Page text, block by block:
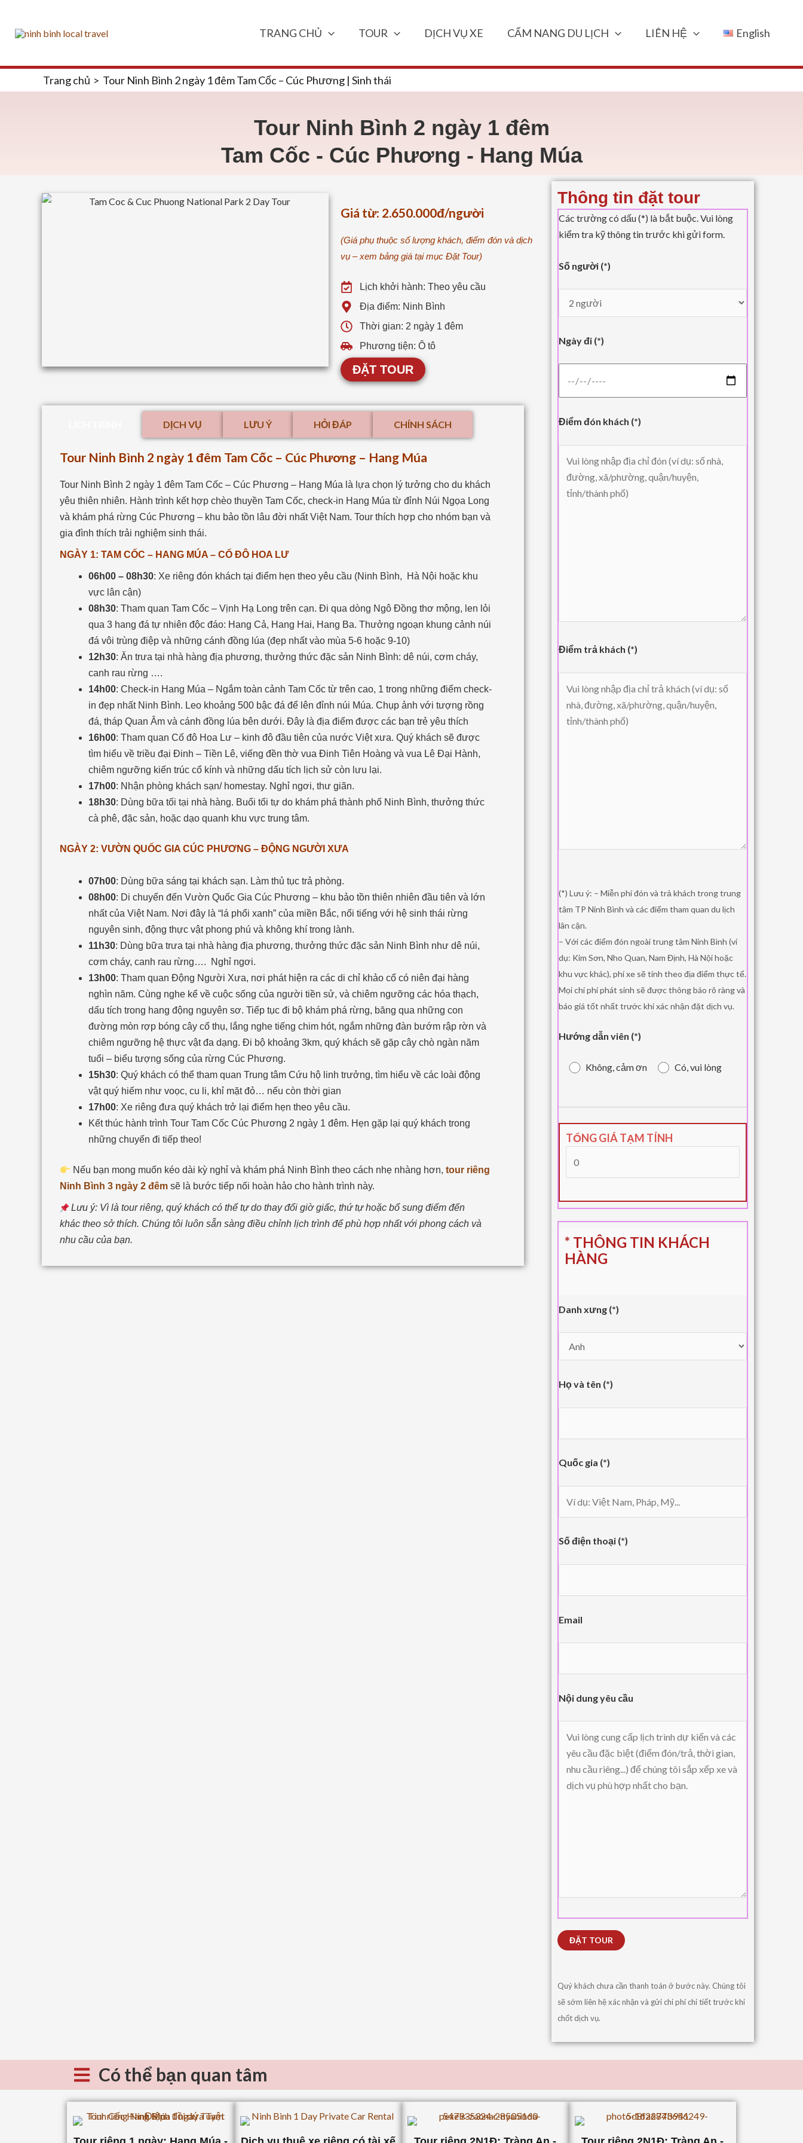
TRANG CHỦ TOUR DỊCH VỤ XE CẨM NANG DU LỊCH LIÊN HỆ English
Trang chủ Tour Ninh Bình 2 ngày 1 đêm Tam Cốc – Cúc Phương | Sinh thái
Tour Ninh Bình 2 ngày 1 đêm
Tam Cốc - Cúc Phương - Hang Múa
Thông tin đặt tour
Các trường có dấu (*) là bắt buộc. Vui lòng
kiểm tra kỹ thông tin trước khi gửi form.
Số người (*)
Ngày đi (*)
Điểm đón khách (*)
Điểm trả khách (*)
(*) Lưu ý: – Miễn phí đón và trả khách trong trung
tâm TP Ninh Bình và các điểm tham quan du lịch
lân cận.
– Với các điểm đón ngoài trung tâm Ninh Bình (ví
dụ: Kim Sơn, Nho Quan, Nam Định, Hà Nội hoặc
khu vực khác), phí xe sẽ tính theo địa điểm thực tế.
Mọi chi phí phát sinh sẽ được thông báo rõ ràng và
báo giá tốt nhất trước khi xác nhận đặt dịch vụ.
Hướng dẫn viên (*)
Không, cảm ơn Có, vui lòng
TỔNG GIÁ TẠM TÍNH
* THÔNG TIN KHÁCH
HÀNG
Danh xưng (*)
Họ và tên (*)
Quốc gia (*)
Số điện thoại (*)
Email
Nội dung yêu cầu
Quý khách chưa cần thanh toán ở bước này. Chúng tôi
sẽ sớm liên hệ xác nhận và gửi chi phí chi tiết trước khi
chốt dịch vụ.
Giá từ: 2.650.000đ/người
(Giá phụ thuộc số lượng khách, điểm đón và dịch
vụ – xem bảng giá tại mục Đặt Tour)
Lịch khởi hành: Theo yêu cầu
Địa điểm: Ninh Bình
Thời gian: 2 ngày 1 đêm
Phương tiện: Ô tô
ĐẶT TOUR
DỊCH VỤ LƯU Ý HỎI ĐÁP CHÍNH SÁCH
Tour Ninh Bình 2 ngày 1 đêm Tam Cốc – Cúc Phương – Hang Múa
Tour Ninh Bình 2 ngày 1 đêm Tam Cốc – Cúc Phương – Hang Múa là lựa chọn lý tưởng cho du khách
yêu thiên nhiên. Hành trình kết hợp chèo thuyền Tam Cốc, check-in Hang Múa từ đỉnh Núi Ngọa Long
và khám phá rừng Cúc Phương – khu bảo tồn lâu đời nhất Việt Nam. Tour thích hợp cho nhóm bạn và
gia đình thích trải nghiệm sinh thái.
NGÀY 1: TAM CỐC – HANG MÚA – CỐ ĐÔ HOA LƯ
06h00 – 08h30: Xe riêng đón khách tại điểm hẹn theo yêu cầu (Ninh Bình, Hà Nội hoặc khu
vực lân cận)
08h30: Tham quan Tam Cốc – Vịnh Hạ Long trên cạn. Đi qua dòng Ngô Đồng thơ mộng, len lỏi
qua 3 hang đá tự nhiên độc đáo: Hang Cả, Hang Hai, Hang Ba. Thưởng ngoạn khung cảnh núi
đá vôi trùng điệp và những cánh đồng lúa (đẹp nhất vào mùa 5-6 hoặc 9-10)
12h30: Ăn trưa tại nhà hàng địa phương, thưởng thức đặc sản Ninh Bình: dê núi, cơm cháy,
canh rau rừng ….
14h00: Check-in Hang Múa – Ngắm toàn cảnh Tam Cốc từ trên cao, 1 trong những điểm check-
in đẹp nhất Ninh Bình. Leo khoảng 500 bậc đá để lên đỉnh núi Múa. Chụp ảnh với tượng rồng
đá, tháp Quan Âm và cánh đồng lúa bên dưới. Đây là địa điểm được các bạn trẻ yêu thích
16h00: Tham quan Cố đô Hoa Lư– kinh đô đầu tiên của nước Việt xưa. Quý khách sẽ được
tìm hiểu về triều đại Đinh – Tiền Lê, viếng đền thờ vua Đinh Tiên Hoàng và vua Lê Đại Hành,
chiêm ngưỡng kiến trúc cổ kính và những dấu tích lịch sử còn lưu lại.
17h00: Nhận phòng khách sạn/ homestay. Nghỉ ngơi, thư giãn.
18h30: Dùng bữa tối tại nhà hàng. Buổi tối tự do khám phá thành phố Ninh Bình, thưởng thức
cà phê, đặc sản, hoặc dạo quanh khu vực trung tâm.
NGÀY 2: VƯỜN QUỐC GIA CÚC PHƯƠNG – ĐỘNG NGƯỜI XƯA
07h00: Dùng bữa sáng tại khách sạn. Làm thủ tục trả phòng.
08h00: Di chuyển đến Vườn Quốc Gia Cúc Phương – khu bảo tồn thiên nhiên đầu tiên và lớn
nhất của Việt Nam. Nơi đây là “lá phổi xanh” của miền Bắc, nổi tiếng với hệ sinh thái rừng
nguyên sinh, động thực vật phong phú và không khí trong lành.
11h30: Dùng bữa trưa tại nhà hàng địa phương, thưởng thức đặc sản Ninh Bình như dê núi,
cơm cháy, canh rau rừng….
Nghỉ ngơi.
13h00: Tham quan Động Người Xưa, nơi phát hiện ra các di chỉ khảo cổ có niên đại hàng
nghìn năm. Cùng nghe kể về cuộc sống của người tiền sử, và chiêm ngưỡng các hóa thạch,
dấu tích trong hang động nguyên sơ. Tiếp tục đi bộ khám phá rừng, băng qua những con
đường mòn rợp bóng cây cổ thụ, lắng nghe tiếng chim hót, ngắm những đàn bướm rập rờn và
chiêm ngưỡng hệ thực vật đa dạng. Đi bộ khoảng 3km, quý khách sẽ gặp cây chò ngàn năm
tuổi – biểu tượng sống của rừng Cúc Phương.
15h30: Quý khách có thể tham quan Trung tâm Cứu hộ linh trưởng, tìm hiểu về các loài động
vật quý hiếm như voọc, cu li, khỉ mặt đỏ… nếu còn thời gian
17h00: Xe riêng đưa quý khách trở lại điểm hẹn theo yêu cầu.
Kết thúc hành trình Tour Tam Cốc Cúc Phương 2 ngày 1 đêm. Hẹn gặp lại quý khách trong
những chuyến đi tiếp theo!
Nếu bạn mong muốn kéo dài kỳ nghỉ và khám phá Ninh Bình theo cách nhẹ nhàng hơn, tour riêng
Ninh Bình 3 ngày 2 đêmsẽ là bước tiếp nối hoàn hảo cho hành trình này.
Lưu ý: Vì là tour riêng, quý khách có thể tự do thay đổi giờ giấc, thứ tự hoặc bổ sung điểm đến
khác theo sở thích. Chúng tôi luôn sẵn sàng điều chỉnh lịch trình để phù hợp nhất với phong cách và
nhu cầu của bạn.
Có thể bạn quan tâm